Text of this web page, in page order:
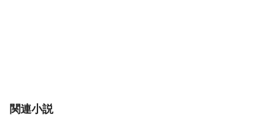
関連小説